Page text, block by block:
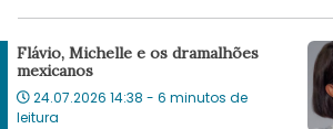
Flávio, Michelle e os dramalhões
mexicanos
24.07.2026 14:38 - 6 minutos de
leitura